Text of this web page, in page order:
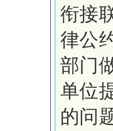
衔接
律公
部门
单位
的问